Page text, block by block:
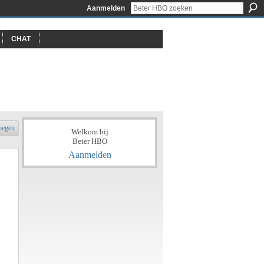
Aanmelden
CHAT
Welkom bij
Beter HBO
Aanmelden